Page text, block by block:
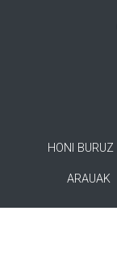
HONI BURUZ
ARAUAK